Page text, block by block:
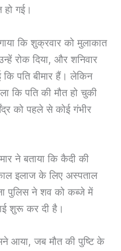
गई।
कि शुक्रवार को मुलाकात
रोक दिया, और शनिवार
पति बीमार हैं। लेकिन
कि पति की मौत हो चुकी
को पहले से कोई गंभीर
ने बताया कि कैदी की
इलाज के लिए अस्पताल
पुलिस ने शव को कब्जे में
शुरू कर दी है।
आया, जब मौत की पुष्टि के